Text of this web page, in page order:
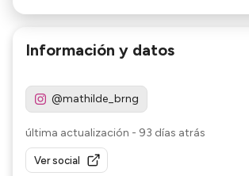
your story through mine.
Información y datos
@mathilde_brng
última actualización - 93 días atrás
Ver social